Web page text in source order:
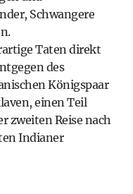
Schwangere
Taten direkt
des
Königspaar
einen Teil
zweiten Reise nach
Indianer